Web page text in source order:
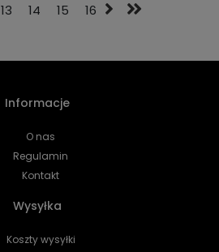
13 14 15 16
Informacje
O nas
Regulamin
Kontakt
Wysyłka
Koszty wysyłki